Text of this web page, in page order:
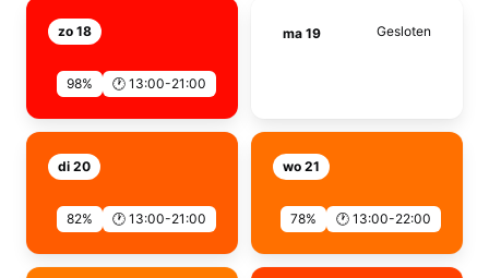
zo 18
98% 🕐 13:00-21:00
ma 19 Gesloten
di 20
82% 🕐 13:00-21:00
wo 21
78% 🕐 13:00-22:00